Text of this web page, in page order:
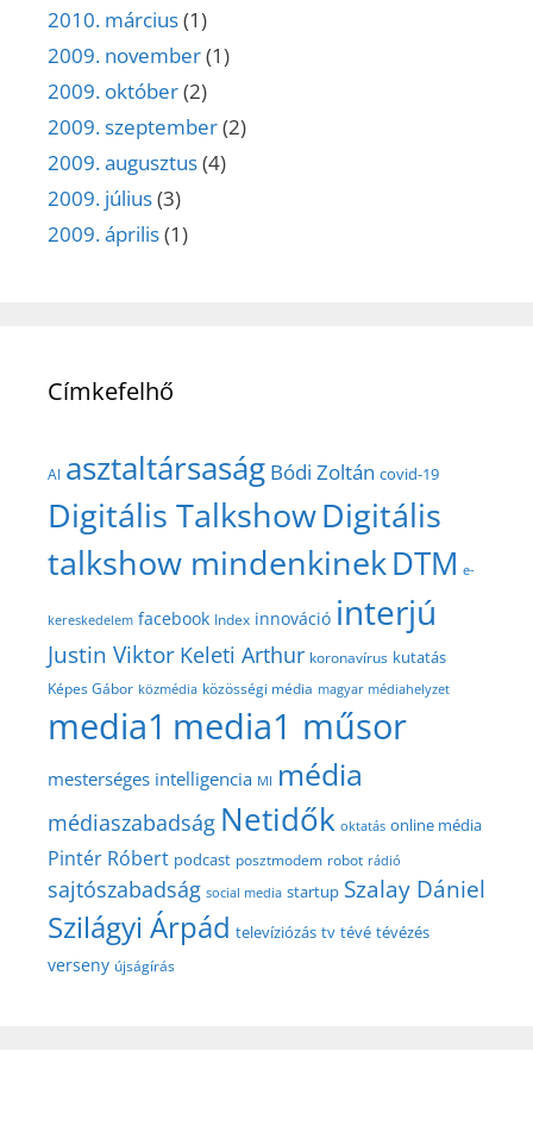
2010. március(1)
2009. november(1)
2009. október(2)
2009. szeptember(2)
2009. augusztus(4)
2009. július(3)
2009. április(1)
Címkefelhő
AI asztaltársaság Bódi Zoltán covid-19
Digitális TalkshowDigitális
talkshow mindenkinekDTM e-
kereskedelem facebook Index innováció interjú
Justin Viktor Keleti Arthur koronavírus kutatás
Képes Gábor közmédia közösségi média magyar médiahelyzet
media1 media1 műsor
mesterséges intelligencia MI média
médiaszabadság Netidők oktatás online média
Pintér Róbert podcast posztmodem robot rádió
sajtószabadság social media startup Szalay Dániel
Szilágyi Árpád televíziózás tv tévé tévézés
verseny újságírás